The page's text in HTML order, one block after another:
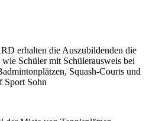
erhalten die Auszubildenden die
Schüler mit Schülerausweis bei
Squash-Courts und
Sport Sohn